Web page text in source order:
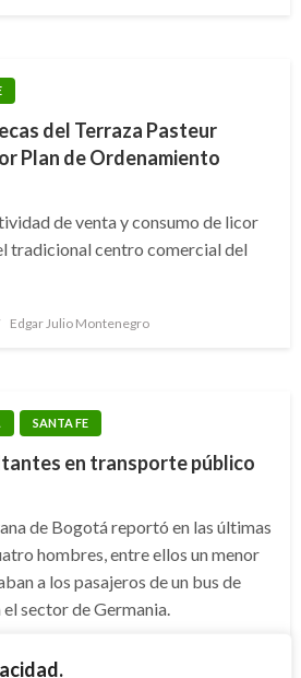
del Terraza Pasteur
Plan de Ordenamiento
de venta y consumo de licor
tradicional centro comercial del
Edgar Julio Montenegro
SANTA FE
en transporte público
de Bogotá reportó en las últimas
hombres, entre ellos un menor
a los pasajeros de un bus de
sector de Germania.